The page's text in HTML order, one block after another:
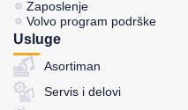
Zaposlenje
Volvo program podrške
Usluge
Asortiman
Servis i delovi